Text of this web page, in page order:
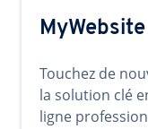
MyWebsite
Touchez de
la solution clé
ligne